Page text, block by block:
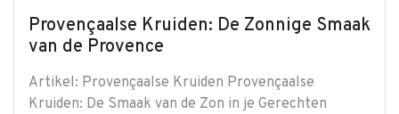
Provençaalse Kruiden: De Zonnige Smaak
van de Provence
Artikel: Provençaalse Kruiden Provençaalse
Kruiden: De Smaak van de Zon in je Gerechten